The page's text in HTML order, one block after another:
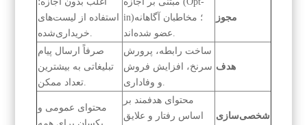
استفاده از لیست‌های in)؛ مخاطبان آگاهانه
مجوز
صرفاً ارسال پیام
تبلیغاتی به بیشترین
تعداد ممکن.
ساخت رابطه، پرورش
سرنخ، افزایش فروش هدف
محتوای عمومی و
محتوای هدفمند بر
اساس رفتار و علایق
شخصی‌سازی